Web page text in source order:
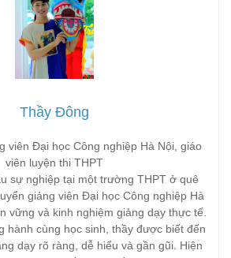
Thầy Đông
viên Đại học Công nghiệp Hà Nội, giáo
viên luyện thi THPT
sự nghiệp tại một trường THPT ở quê
giảng viên Đại học Công nghiệp Hà
vững và kinh nghiệm giảng dạy thực tế.
hành cùng học sinh, thầy được biết đến
dạy rõ ràng, dễ hiểu và gần gũi. Hiện